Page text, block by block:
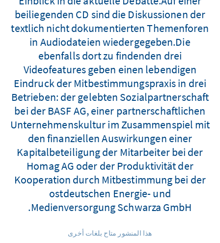
beiliegenden CD sind die Diskussionen der
textlich nicht dokumentierten Themenforen
in Audiodateien wiedergegeben.Die
ebenfalls dort zu findenden drei
Videofeatures geben einen lebendigen
Eindruck der Mitbestimmungspraxis in drei
Betrieben: der gelebten Sozialpartnerschaft
bei der BASF AG, einer partnerschaftlichen
Unternehmenskultur im Zusammenspiel mit
den finanziellen Auswirkungen einer
Kapitalbeteiligung der Mitarbeiter bei der
Homag AG oder der Produktivität der
Kooperation durch Mitbestimmung bei der
ostdeutschen Energie- und
Medienversorgung Schwarza GmbH.
هذا المنشور متاح بلغات أخرى